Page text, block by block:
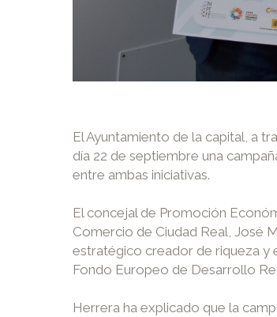
El Ayuntamiento de la capital, a
día 22 de septiembre una
entre ambas iniciativas.
El concejal de Promoción
Comercio de Ciudad Real, José
estratégico creador de riqueza y
Fondo Europeo de Desarrollo
Herrera ha explicado que la